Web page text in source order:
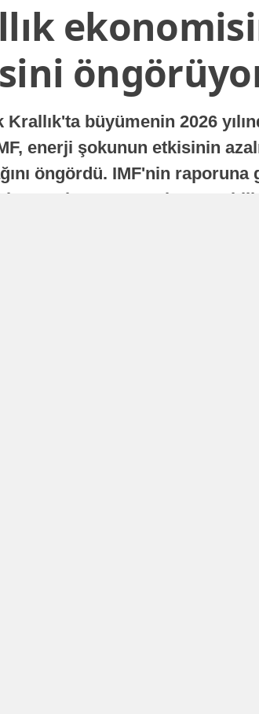
büyümenin 2026
enerji şokunun etkisinin
öngördü. IMF'nin raporuna
toparlanma süreci